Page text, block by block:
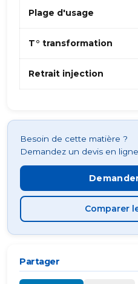
Plage d'usage
T° transformation
Retrait injection
Besoin de cette matière ?
Demandez un devis en ligne.
Comparer
Partager